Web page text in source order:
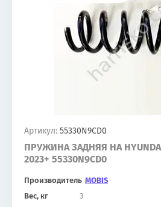
Артикул: 55330N9CD0
ПРУЖИНА ЗАДНЯЯ НА HYUNDAI
2023+ 55330N9CD0
Производитель MOBIS
Вес, кг
3